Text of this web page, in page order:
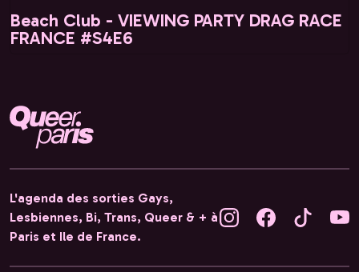
Beach Club - VIEWING PARTY DRAG RACE
FRANCE #S4E6
L'agenda des sorties Gays,
Lesbiennes, Bi, Trans, Queer & + à
Paris et Ile de France.